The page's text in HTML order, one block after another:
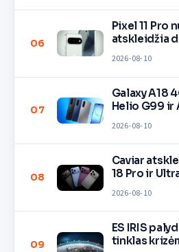
06
Pixel 11 Pro
atskleidžia
2026-08-10
07
Galaxy A18
Helio G99 ir
2026-08-10
08
Caviar
18 Pro ir
2026-08-10
09
ES IRIS
tinklas